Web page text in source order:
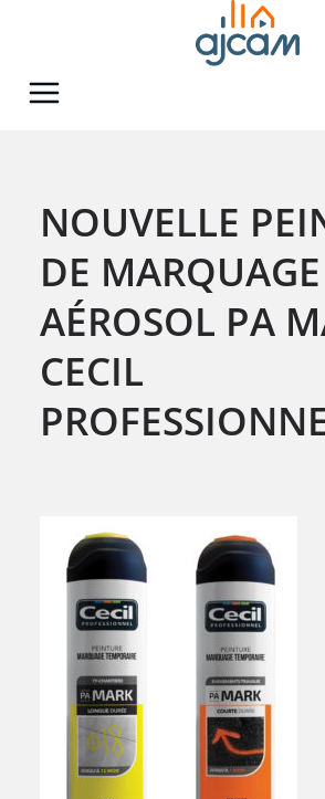
NOUVELLE
DE
AÉROSOL PA
CECIL